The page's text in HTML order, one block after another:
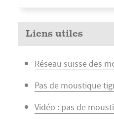
Liens utiles
Réseau suisse des
Pas de moustique
Vidéo : pas de